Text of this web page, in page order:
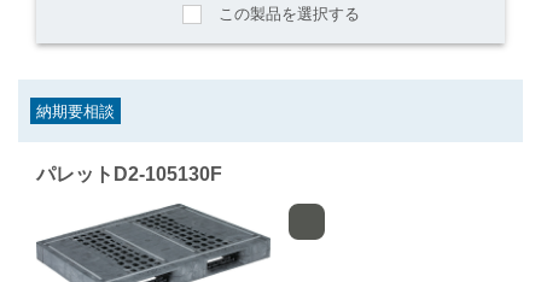
この製品を選択する
納期要相談
パレットD2-105130F